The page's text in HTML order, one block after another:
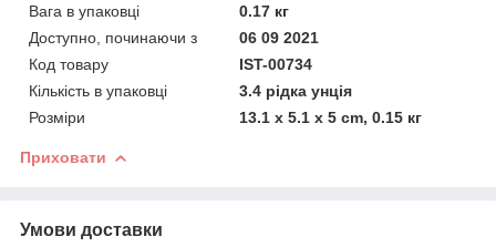
Вага в упаковці
0.17 кг
Доступно, починаючи з
06 09 2021
Код товару
IST-00734
Кількість в упаковці
3.4 рідка унція
Розміри
13.1 x 5.1 x 5 cm, 0.15 кг
Приховати
Умови доставки